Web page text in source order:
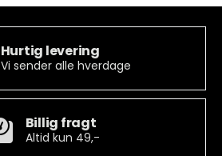
Hurtig levering
Vi sender alle hverdage
Billig fragt
Altid kun 49,-